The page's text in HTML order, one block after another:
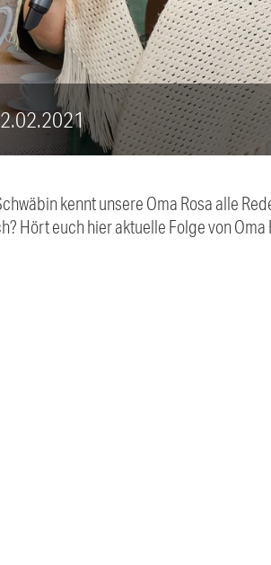
kennt unsere Oma Rosa alle
Hört euch hier aktuelle Folge von